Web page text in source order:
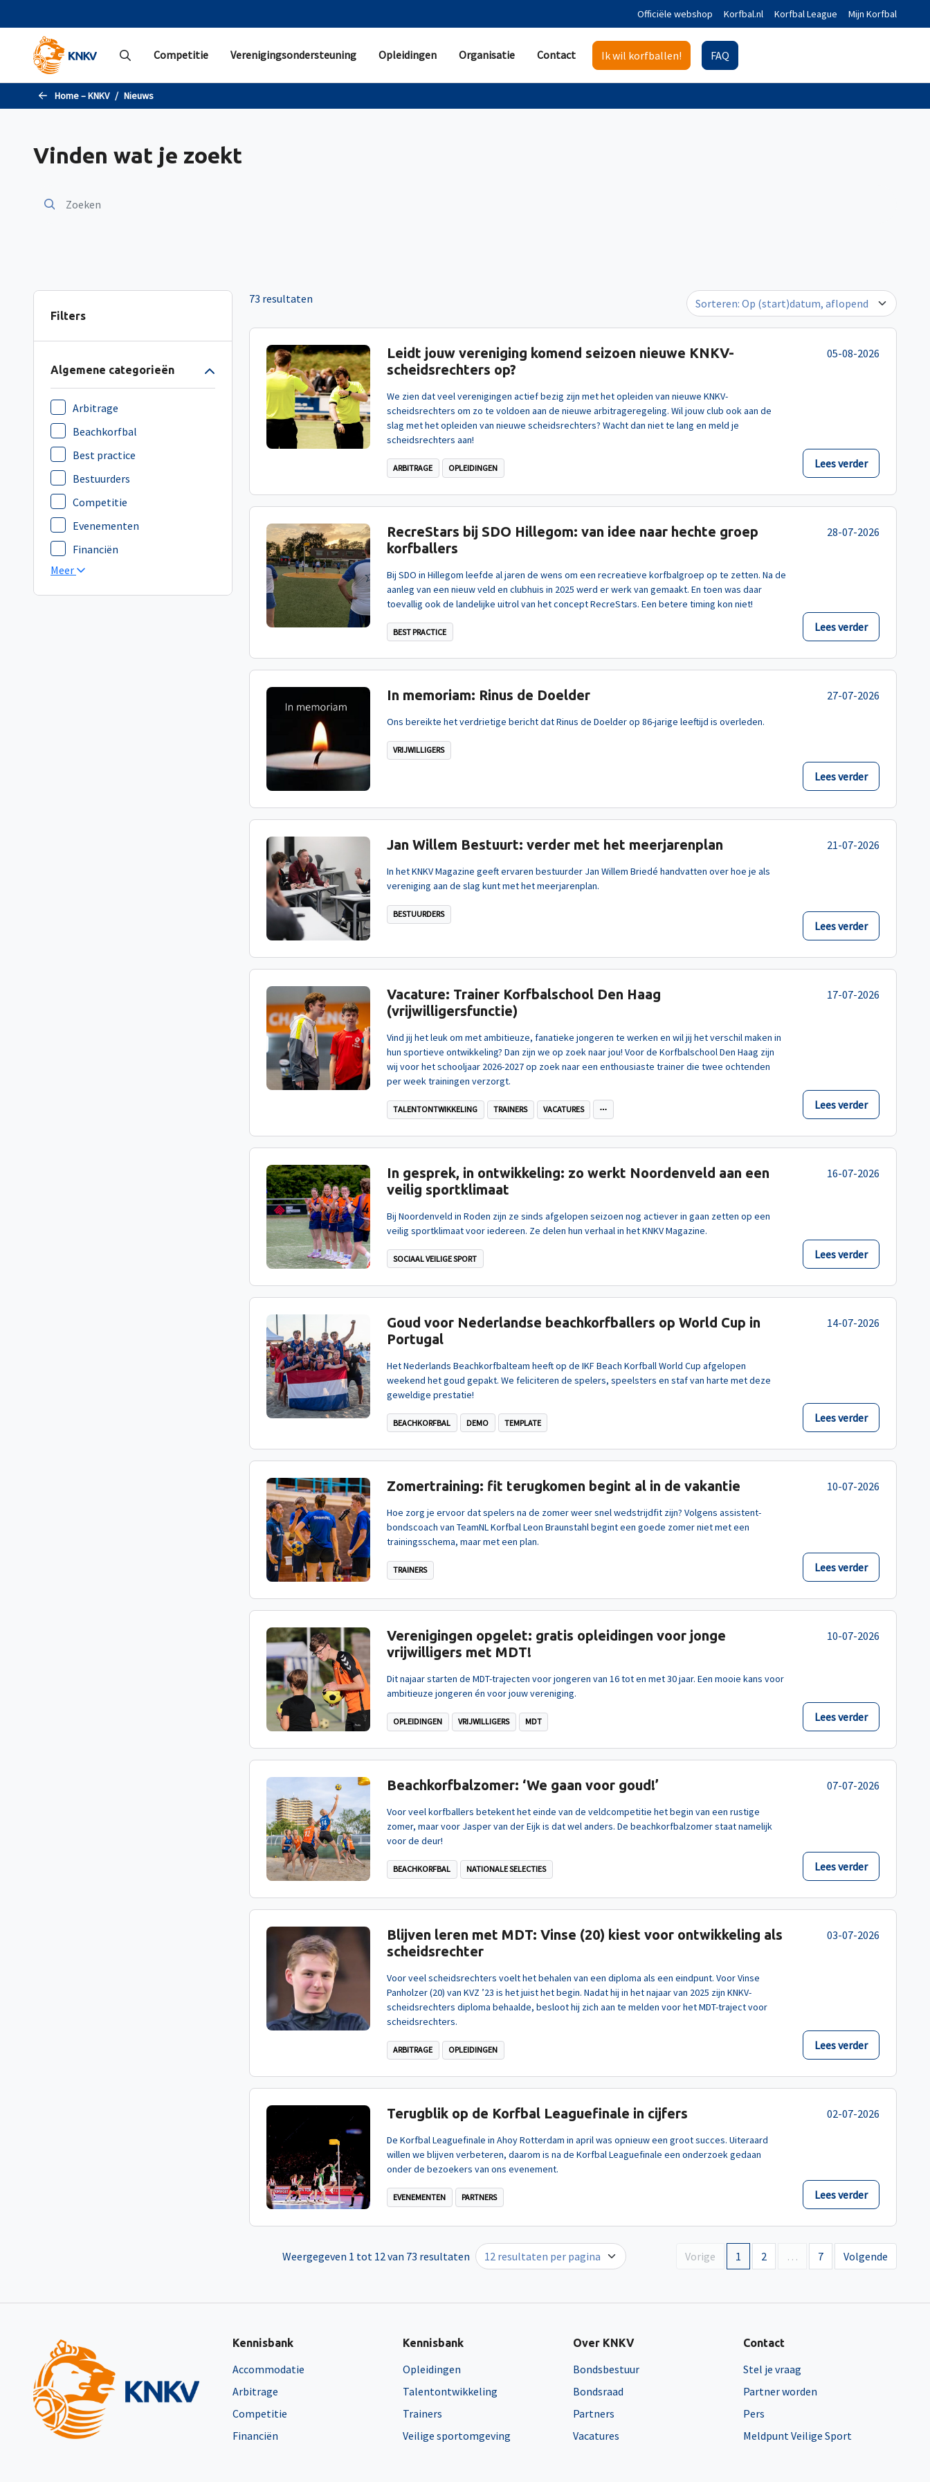
Officiële webshop Korfbal.nl Korfbal League Mijn Korfbal
Competitie Verenigingsondersteuning Opleidingen Organisatie Contact Ik wil korfballen! FAQ
Home – KNKV Nieuws
Vinden wat je zoekt
Filters
Algemene categorieën
Arbitrage
Beachkorfbal
Best practice
Bestuurders
Competitie
Evenementen
Financiën
Meer
73 resultaten
Leidt jouw vereniging komend seizoen nieuwe KNKV-
scheidsrechters op?
We zien dat veel verenigingen actief bezig zijn met het opleiden van nieuwe KNKV-
scheidsrechters om zo te voldoen aan de nieuwe arbitrageregeling. Wil jouw club ook aan de
slag met het opleiden van nieuwe scheidsrechters? Wacht dan niet te lang en meld je
scheidsrechters aan!
ARBITRAGE OPLEIDINGEN
05-08-2026
Lees verder
RecreStars bij SDO Hillegom: van idee naar hechte groep
korfballers
Bij SDO in Hillegom leefde al jaren de wens om een recreatieve korfbalgroep op te zetten. Na de
aanleg van een nieuw veld en clubhuis in 2025 werd er werk van gemaakt. En toen was daar
toevallig ook de landelijke uitrol van het concept RecreStars. Een betere timing kon niet!
BEST PRACTICE
28-07-2026
Lees verder
In memoriam: Rinus de Doelder
Ons bereikte het verdrietige bericht dat Rinus de Doelder op 86-jarige leeftijd is overleden.
VRIJWILLIGERS
27-07-2026
Lees verder
Jan Willem Bestuurt: verder met het meerjarenplan
In het KNKV Magazine geeft ervaren bestuurder Jan Willem Briedé handvatten over hoe je als
vereniging aan de slag kunt met het meerjarenplan.
BESTUURDERS
21-07-2026
Lees verder
Vacature: Trainer Korfbalschool Den Haag
(vrijwilligersfunctie)
Vind jij het leuk om met ambitieuze, fanatieke jongeren te werken en wil jij het verschil maken in
hun sportieve ontwikkeling? Dan zijn we op zoek naar jou! Voor de Korfbalschool Den Haag zijn
wij voor het schooljaar 2026-2027 op zoek naar een enthousiaste trainer die twee ochtenden
per week trainingen verzorgt.
TALENTONTWIKKELING TRAINERS VACATURES
17-07-2026
Lees verder
In gesprek, in ontwikkeling: zo werkt Noordenveld aan een
veilig sportklimaat
Bij Noordenveld in Roden zijn ze sinds afgelopen seizoen nog actiever in gaan zetten op een
veilig sportklimaat voor iedereen. Ze delen hun verhaal in het KNKV Magazine.
SOCIAAL VEILIGE SPORT
16-07-2026
Lees verder
Goud voor Nederlandse beachkorfballers op World Cup in
Portugal
Het Nederlands Beachkorfbalteam heeft op de IKF Beach Korfball World Cup afgelopen
weekend het goud gepakt. We feliciteren de spelers, speelsters en staf van harte met deze
geweldige prestatie!
BEACHKORFBAL DEMO TEMPLATE
14-07-2026
Lees verder
Zomertraining: fit terugkomen begint al in de vakantie
Hoe zorg je ervoor dat spelers na de zomer weer snel wedstrijdfit zijn? Volgens assistent-
bondscoach van TeamNL Korfbal Leon Braunstahl begint een goede zomer niet met een
trainingsschema, maar met een plan.
TRAINERS
10-07-2026
Lees verder
Verenigingen opgelet: gratis opleidingen voor jonge
vrijwilligers met MDT!
Dit najaar starten de MDT-trajecten voor jongeren van 16 tot en met 30 jaar. Een mooie kans voor
ambitieuze jongeren én voor jouw vereniging.
OPLEIDINGEN VRIJWILLIGERS MDT
10-07-2026
Lees verder
Beachkorfbalzomer: ‘We gaan voor goud!’
Voor veel korfballers betekent het einde van de veldcompetitie het begin van een rustige
zomer, maar voor Jasper van der Eijk is dat wel anders. De beachkorfbalzomer staat namelijk
voor de deur!
BEACHKORFBAL NATIONALE SELECTIES
07-07-2026
Lees verder
Blijven leren met MDT: Vinse (20) kiest voor ontwikkeling als
scheidsrechter
Voor veel scheidsrechters voelt het behalen van een diploma als een eindpunt. Voor Vinse
Panholzer (20) van KVZ ’23 is het juist het begin. Nadat hij in het najaar van 2025 zijn KNKV-
scheidsrechters diploma behaalde, besloot hij zich aan te melden voor het MDT-traject voor
scheidsrechters.
ARBITRAGE OPLEIDINGEN
03-07-2026
Lees verder
Terugblik op de Korfbal Leaguefinale in cijfers
De Korfbal Leaguefinale in Ahoy Rotterdam in april was opnieuw een groot succes. Uiteraard
willen we blijven verbeteren, daarom is na de Korfbal Leaguefinale een onderzoek gedaan
onder de bezoekers van ons evenement.
EVENEMENTEN PARTNERS
02-07-2026
Lees verder
Vorige 1 2 … 7 Volgende
Weergegeven 1 tot 12 van 73 resultaten
Kennisbank
Accommodatie
Arbitrage
Competitie
Financiën
Kennisbank
Opleidingen
Talentontwikkeling
Trainers
Veilige sportomgeving
Over KNKV
Bondsbestuur
Bondsraad
Partners
Vacatures
Contact
Stel je vraag
Partner worden
Pers
Meldpunt Veilige Sport